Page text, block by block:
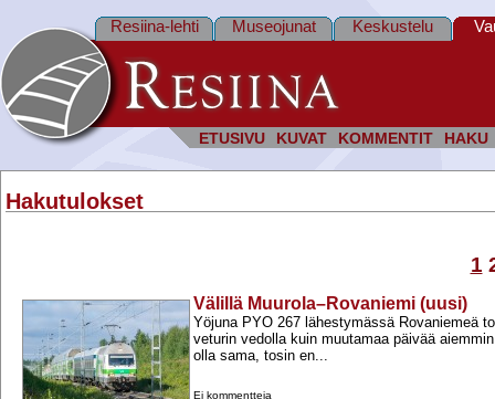
ETUSIVU KUVAT KOMMENTIT HAKU
Resiina-lehti Museojunat Keskustelu
Hakutulokset
1
Välillä Muurola–Rovaniemi (uusi)
Yöjuna PYO 267 lähestymässä Rovaniemeä
veturin vedolla kuin muutamaa päivää
olla sama, tosin en...
Ei kommentteja